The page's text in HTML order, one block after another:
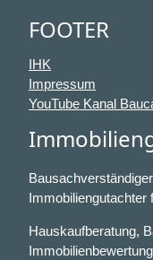
FOOTER
IHK
Impressum
YouTube Kanal
Immobiliengutachter
Hauskaufberatung,